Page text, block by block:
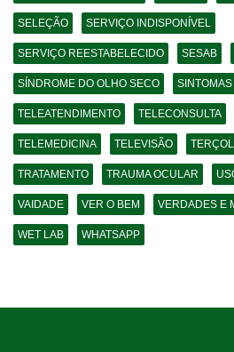
SELEÇÃO SERVIÇO INDISPONÍVEL
SERVIÇO REESTABELECIDO SESAB
SÍNDROME DO OLHO SECO SINTOMAS
TELEATENDIMENTO TELECONSULTA
TELEMEDICINA TELEVISÃO TERÇOL
TRATAMENTO TRAUMA OCULAR
VAIDADE VER O BEM VERDADES E
WET LAB WHATSAPP